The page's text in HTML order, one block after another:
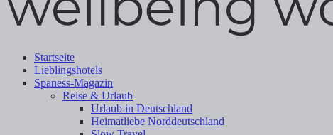
Startseite
Lieblingshotels
Spaness-Magazin
Reise & Urlaub
Urlaub in Deutschland
Heimatliebe Norddeutschland